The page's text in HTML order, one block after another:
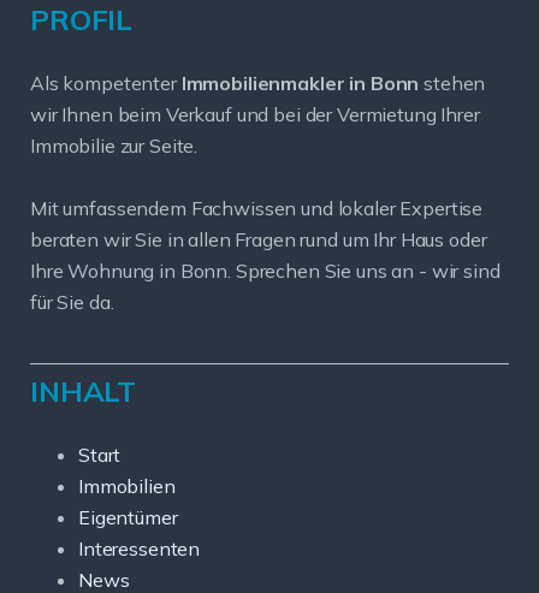
PROFIL
Als kompetenter Immobilienmakler in Bonn stehen
wir Ihnen beim Verkauf und bei der Vermietung Ihrer
Immobilie zur Seite.
Mit umfassendem Fachwissen und lokaler Expertise
beraten wir Sie in allen Fragen rund um Ihr Haus oder
Ihre Wohnung in Bonn. Sprechen Sie uns an - wir sind
für Sie da.
INHALT
Start
Immobilien
Eigentümer
Interessenten
News